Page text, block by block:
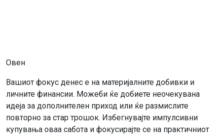
Овен
Вашиот фокус денес е на материјалните добивки и
личните финансии. Можеби ќе добиете неочекувана
идеја за дополнителен приход или ќе размислите
повторно за стар трошок. Избегнувајте импулсивни
купувања оваа сабота и фокусирајте се на практичниот